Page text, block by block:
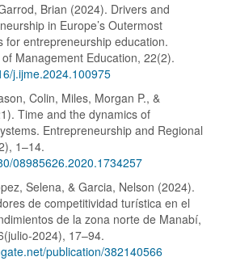
Brian (2024). Drivers and
in Europe’s Outermost
for entrepreneurship education.
Management Education, 22(2).
j.ijme.2024.100975
Colin, Miles, Morgan P., &
Time and the dynamics of
Entrepreneurship and Regional
1–14.
08985626.2020.1734257
Selena, & Garcia, Nelson (2024).
de competitividad turística en el
de la zona norte de Manabí,
2024), 17–94.
publication/382140566